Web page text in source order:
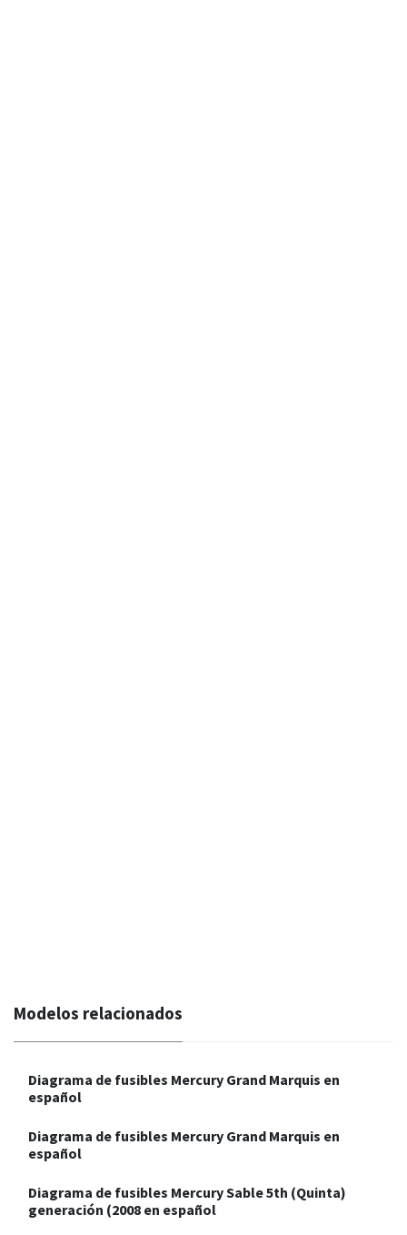
Modelos relacionados
Diagrama de fusibles Mercury Grand Marquis en
español
Diagrama de fusibles Mercury Grand Marquis en
español
Diagrama de fusibles Mercury Sable 5th (Quinta)
generación (2008 en español